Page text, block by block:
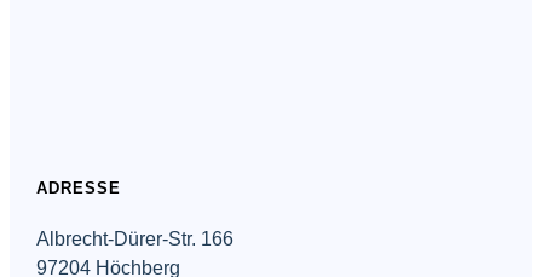
ADRESSE
Albrecht-Dürer-Str. 166
97204 Höchberg